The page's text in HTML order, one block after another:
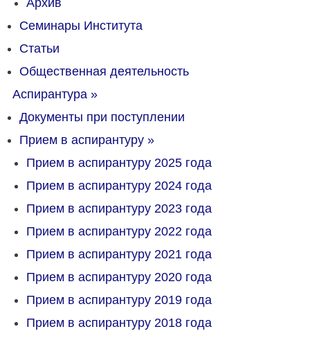
Архив
Семинары Института
Статьи
Общественная деятельность
Аспирантура »
Документы при поступлении
Прием в аспирантуру »
Прием в аспирантуру 2025 года
Прием в аспирантуру 2024 года
Прием в аспирантуру 2023 года
Прием в аспирантуру 2022 года
Прием в аспирантуру 2021 года
Прием в аспирантуру 2020 года
Прием в аспирантуру 2019 года
Прием в аспирантуру 2018 года